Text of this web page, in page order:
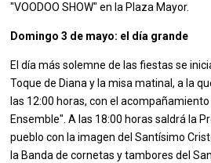
"VOODOO SHOW" en la Plaza Mayor.
Domingo 3 de mayo: el día grande
El día más solemne de las fiestas se
Toque de Diana y la misa matinal, a la
las 12:00 horas, con el
Ensemble". A las 18:00 horas saldrá la
pueblo con la imagen del Santísimo
la Banda de cornetas y tambores del